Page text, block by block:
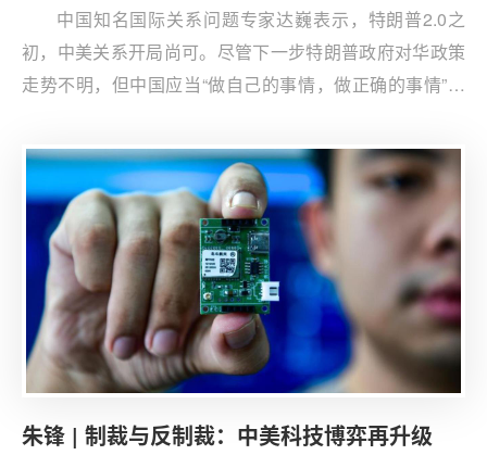
中国知名国际关系问题专家达巍表示，特朗普2.0之
初，中美关系开局尚可。尽管下一步特朗普政府对华政策
走势不明，但中国应当“做自己的事情，做正确的事情”，
华大学战略与安全研究中心主任达巍日前在此间接受中评
社独家专访，谈他对特朗普第二任执政之初中美关系现状
和走势的评估，以及对中国如何应对中美关系未来走势的
看法。
朱锋 | 制裁与反制裁：中美科技博弈再升级